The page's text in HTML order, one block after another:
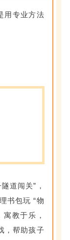
用专业方法
道闯关”，
书包玩 “物
教于乐，
，帮助孩子